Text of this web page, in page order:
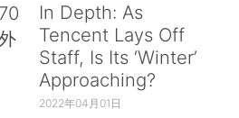
In Depth: As
Tencent Lays Off
Staff, Is Its ‘Winter’
Approaching?
2022年04月01日